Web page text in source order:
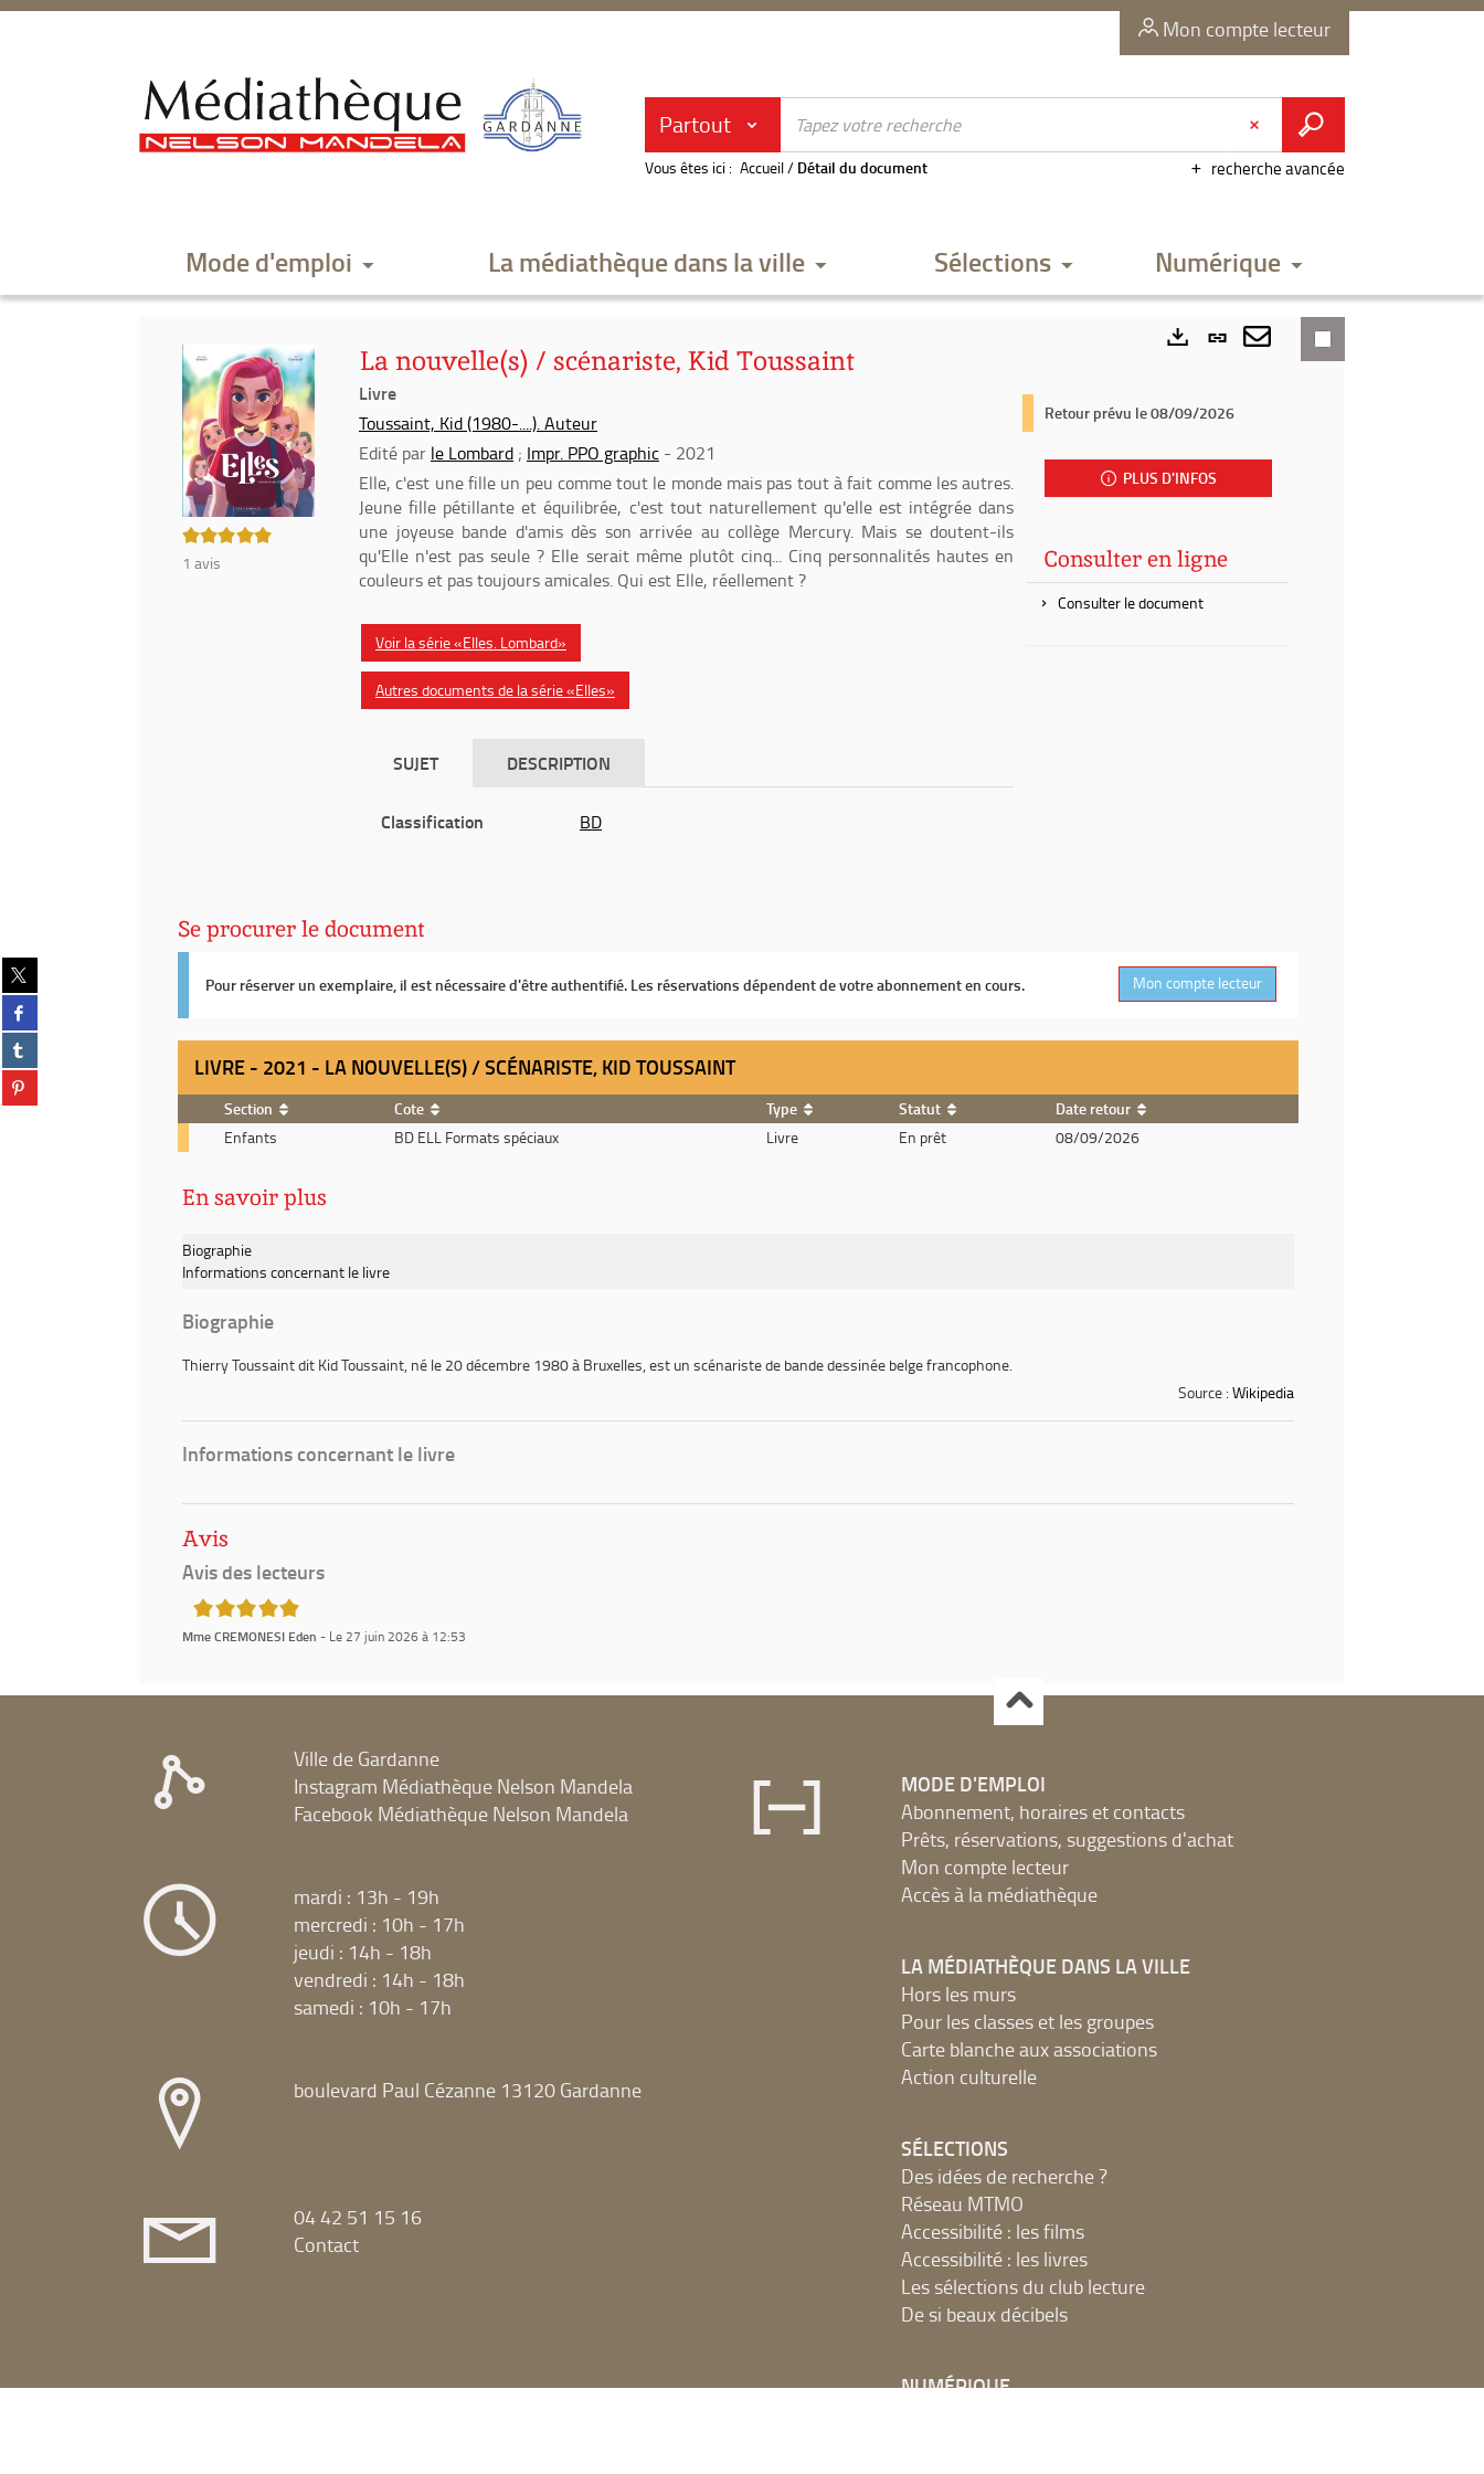
recherche
Mon compte lecteur
Partout
recherche avancée
Vous êtes ici : Accueil/ Détail du document
Mode d'emploi La médiathèque dans la ville Sélections Numérique
Partager
sur
twitter
(Nouvelle
fenêtre)
Partager
sur
facebook
(Nouvelle
fenêtre)
Partager
sur
tumblr
(Nouvelle
Partager
sur
5/5
1 avis
La nouvelle(s) / scénariste, Kid Toussaint
Livre
Toussaint, Kid (1980-....). Auteur
Edité par le Lombard ; Impr. PPO graphic - 2021
Elle, c'est une fille un peu comme tout le monde mais pas tout à fait comme les autres.
Jeune fille pétillante et équilibrée, c'est tout naturellement qu'elle est intégrée dans
une joyeuse bande d'amis dès son arrivée au collège Mercury. Mais se doutent-ils
qu'Elle n'est pas seule ? Elle serait même plutôt cinq... Cinq personnalités hautes en
couleurs et pas toujours amicales. Qui est Elle, réellement ?
Voir la série «Elles. Lombard»
Autres documents de la série «Elles»
SUJET DESCRIPTION
Classification BD
Lien
permanent
fenêtre)
Envoyer
mail
Retour prévu le 08/09/2026
PLUS D'INFOS
Consulter en ligne
Consulter le document
Se procurer le document
Pour réserver un exemplaire, il est nécessaire d'être authentifié. Les réservations dépendent de votre abonnement en cours. Mon compte lecteur
LIVRE - 2021 - LA NOUVELLE(S) / SCÉNARISTE, KID TOUSSAINT
-
nouvelle(s)
Kid
Toussaint
Section Cote Type Statut
Date retour
Enfants
BD ELL Formats spéciaux Livre En prêt 08/09/2026
En savoir plus
Biographie
Informations concernant le livre
Biographie
Thierry Toussaintdit Kid Toussaint, né le 20 décembre 1980 à Bruxelles, est un scénariste de bande dessinée belge francophone.
Source : Wikipedia
Informations concernant le livre
Avis
Avis des lecteurs
5/5
Mme CREMONESI Eden - Le 27 juin 2026 à 12:53
Ville de Gardanne
Instagram Médiathèque Nelson Mandela
Facebook Médiathèque Nelson Mandela
mardi : 13h - 19h
mercredi : 10h - 17h
jeudi : 14h - 18h
vendredi : 14h - 18h
samedi : 10h - 17h
boulevard Paul Cézanne 13120 Gardanne
04 42 51 15 16
Contact
MODE D'EMPLOI
Abonnement, horaires et contacts
Prêts, réservations, suggestions d'achat
Mon compte lecteur
Accès à la médiathèque
LA MÉDIATHÈQUE DANS LA VILLE
Hors les murs
Pour les classes et les groupes
Carte blanche aux associations
Action culturelle
SÉLECTIONS
Des idées de recherche ?
Réseau MTMO
Accessibilité : les films
Accessibilité : les livres
Les sélections du club lecture
De si beaux décibels
NUMÉRIQUE